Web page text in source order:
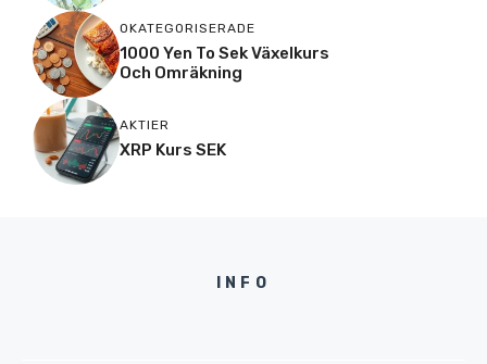
OKATEGORISERADE
1000 Yen To Sek Växelkurs
Och Omräkning
AKTIER
XRP Kurs SEK
INFO